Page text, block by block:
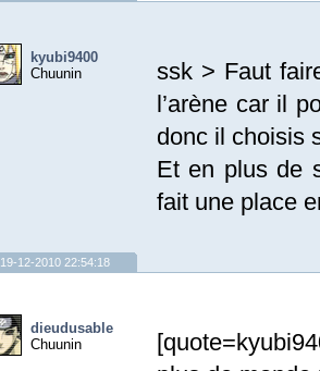
kyubi9400
Chuunin
ssk > Faut
l’arène car il
donc il choisis
Et en plus de
fait une place
19-12-2010 22:54:18
dieudusable
Chuunin